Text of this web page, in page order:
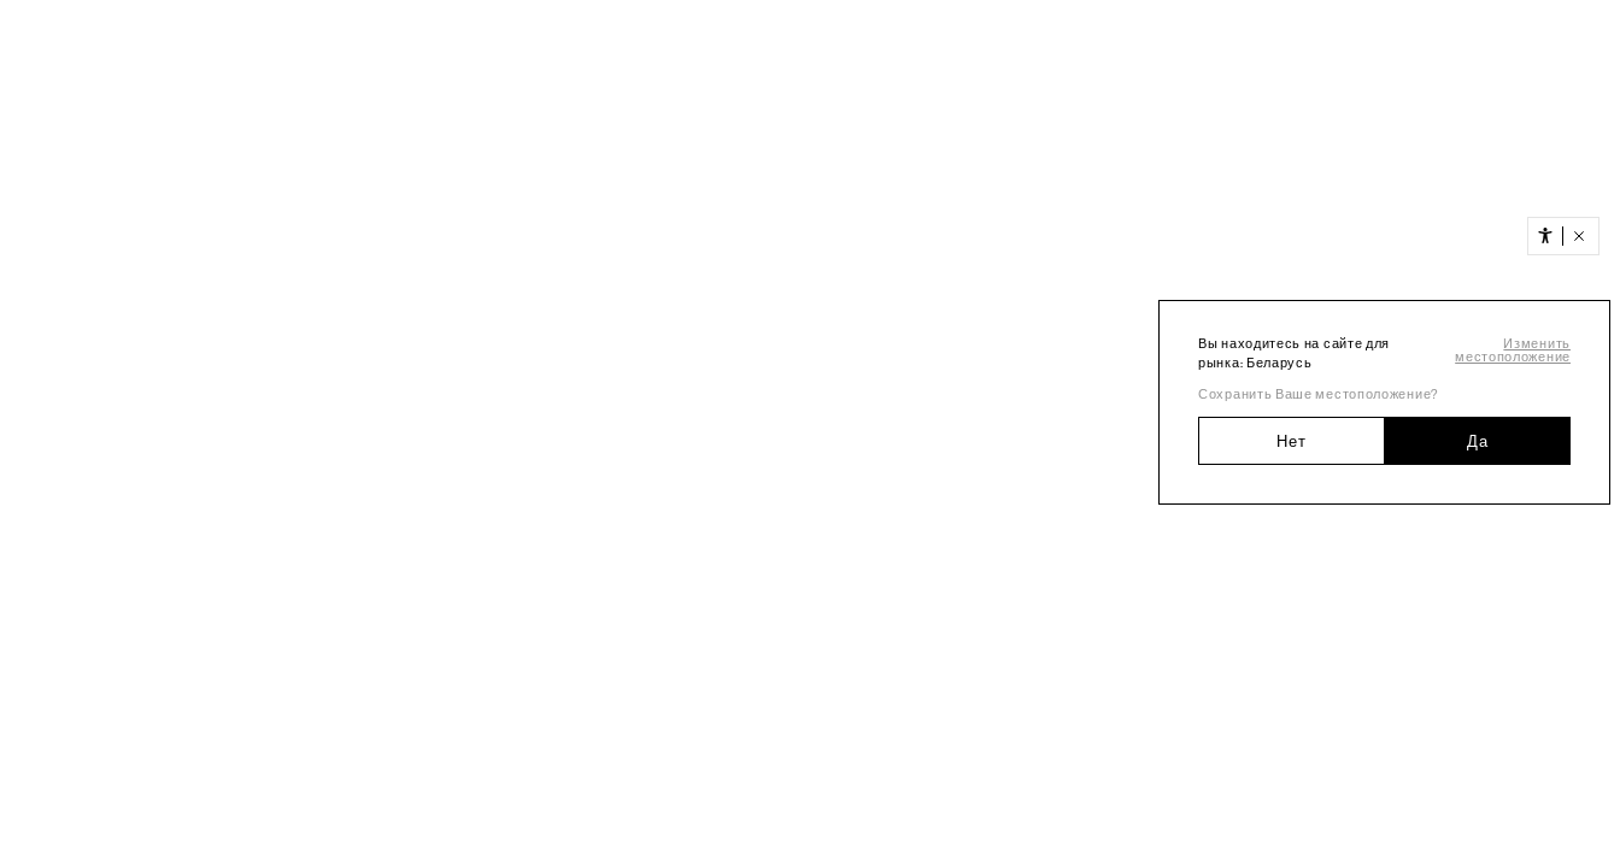
Вы находитесь на сайте для
рынка: Беларусь
Изменить
местоположение
Сохранить Ваше местоположение?
Нет Да